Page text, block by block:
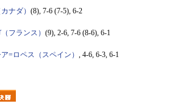
ナダ） (8), 7-6 (7-5), 6-2
フランス） (9), 2-6, 7-6 (8-6), 6-1
=ロペス（スペイン） , 4-6, 6-3, 6-1